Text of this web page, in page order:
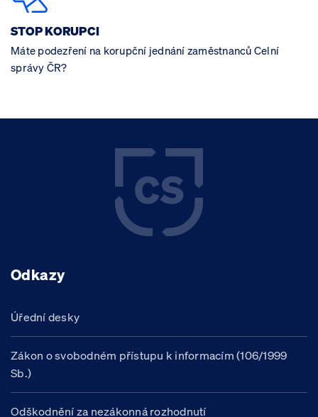
STOP KORUPCI
Máte podezření na korupční jednání zaměstnanců Celní
správy ČR?
Odkazy
Úřední desky
Zákon o svobodném přístupu k informacím (106/1999
Sb.)
Odškodnění za nezákonná rozhodnutí